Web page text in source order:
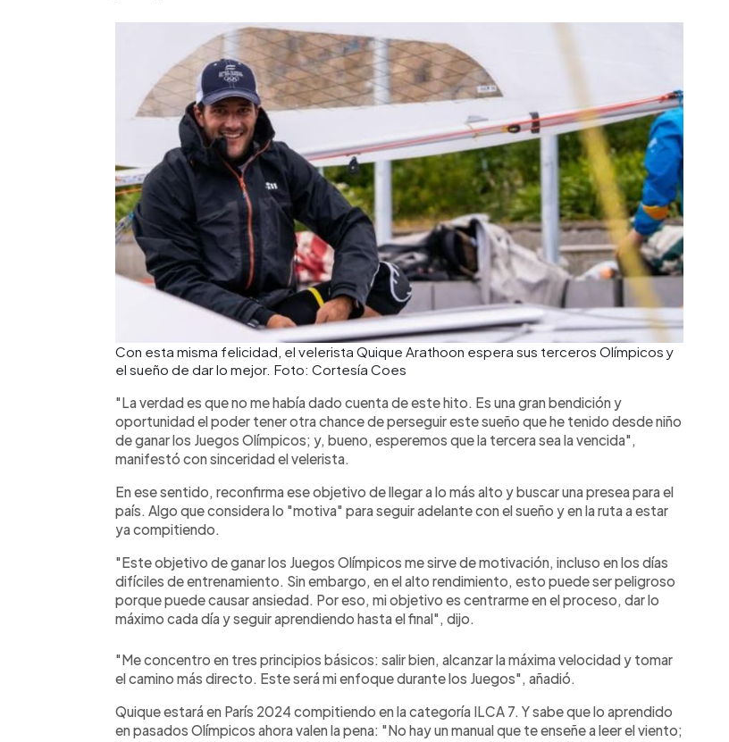
Con esta misma felicidad, el velerista Quique Arathoon espera sus terceros Olímpicos y
el sueño de dar lo mejor. Foto: Cortesía Coes
"La verdad es que no me había dado cuenta de este hito. Es una gran bendición y
oportunidad el poder tener otra chance de perseguir este sueño que he tenido desde niño
de ganar los Juegos Olímpicos; y, bueno, esperemos que la tercera sea la vencida",
manifestó con sinceridad el velerista.
En ese sentido, reconfirma ese objetivo de llegar a lo más alto y buscar una presea para el
país. Algo que considera lo "motiva" para seguir adelante con el sueño y en la ruta a estar
ya compitiendo.
"Este objetivo de ganar los Juegos Olímpicos me sirve de motivación, incluso en los días
difíciles de entrenamiento. Sin embargo, en el alto rendimiento, esto puede ser peligroso
porque puede causar ansiedad. Por eso, mi objetivo es centrarme en el proceso, dar lo
máximo cada día y seguir aprendiendo hasta el final", dijo.
"Me concentro en tres principios básicos: salir bien, alcanzar la máxima velocidad y tomar
el camino más directo. Este será mi enfoque durante los Juegos", añadió.
Quique estará en París 2024 compitiendo en la categoría ILCA 7. Y sabe que lo aprendido
en pasados Olímpicos ahora valen la pena: "No hay un manual que te enseñe a leer el viento;